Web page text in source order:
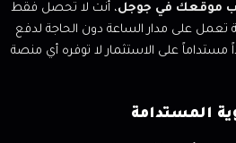
موقعك في جوجل، أنت لا تحصل فقط
تعمل على مدار الساعة دون الحاجة لدفع
مستداماً على الاستثمار لا توفره أي منصة
المستدامة